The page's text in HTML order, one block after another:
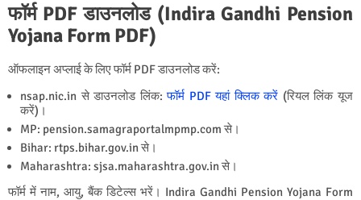
फॉर्म PDF डाउनलोड (Indira Gandhi Pension
Yojana Form PDF)
ऑफलाइन अप्लाई के लिए फॉर्म PDF डाउनलोड करें:
nsap.nic.in से डाउनलोड लिंक: फॉर्म PDF यहां क्लिक करें (रियल लिंक यूज
करें)।
MP: pension.samagraportalmpmp.com से।
Bihar: rtps.bihar.gov.in से।
Maharashtra: sjsa.maharashtra.gov.in से।
फॉर्म में नाम, आयु, बैंक डिटेल्स भरें। Indira Gandhi Pension Yojana Form